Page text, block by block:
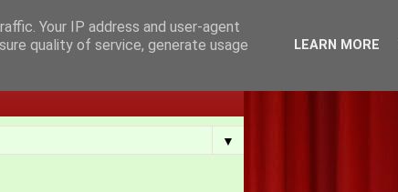
▼
Your IP address and user-agent
quality of service, generate usage
LEARN MORE